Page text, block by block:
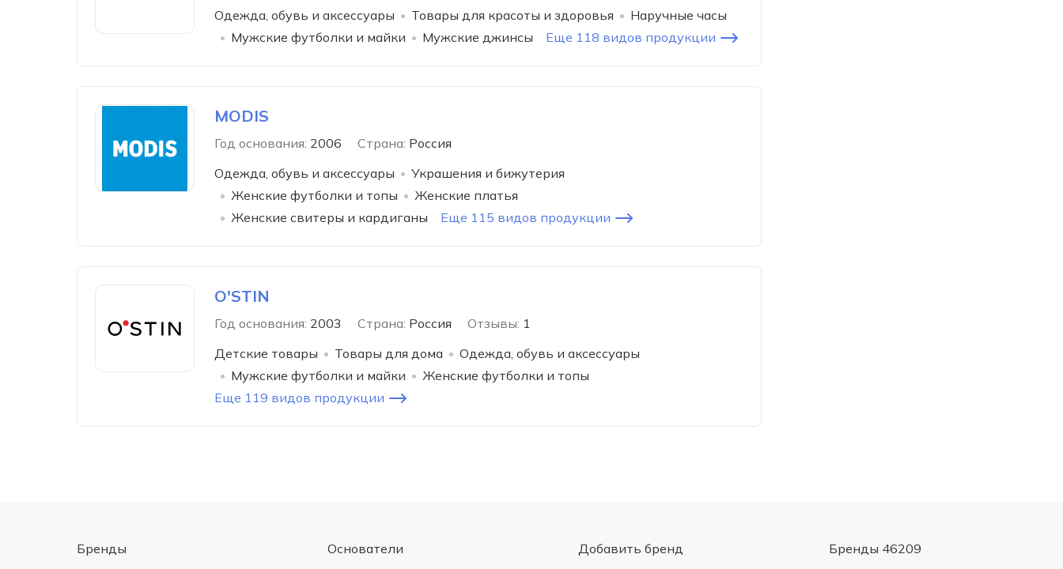
Одежда, обувь и аксессуары
Товары для красоты и здоровья
Наручные часы
Мужские футболки и майки
Мужские джинсы Еще 118 видов продукции
MODIS
Год основания: 2006 Страна: Россия
Одежда, обувь и аксессуары
Украшения и бижутерия
Женские футболки и топы
Женские платья
Женские свитеры и кардиганы
Еще 115 видов продукции
O'STIN
Год основания: 2003 Страна: Россия Отзывы: 1
Детские товары
Товары для дома
Одежда, обувь и аксессуары
Мужские футболки и майки
Женские футболки и топы
Еще 119 видов продукции
Бренды
Основатели
Добавить бренд
Бренды 46209